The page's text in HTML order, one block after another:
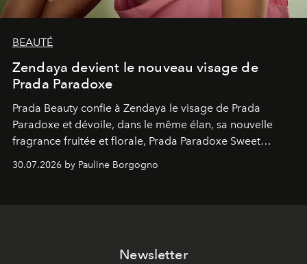
BEAUTÉ
Zendaya devient le nouveau visage de
Prada Paradoxe
Prada Beauty confie à Zendaya le visage de Prada
Paradoxe et dévoile, dans le même élan, sa nouvelle
fragrance fruitée et florale, Prada Paradoxe Sweet
Chemistry Eau de Parfum.
30.07.2026 by Pauline Borgogno
Newsletter